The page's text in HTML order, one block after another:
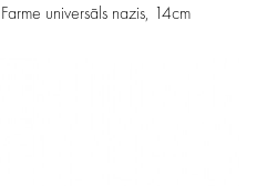
universāls nazis, 14cm